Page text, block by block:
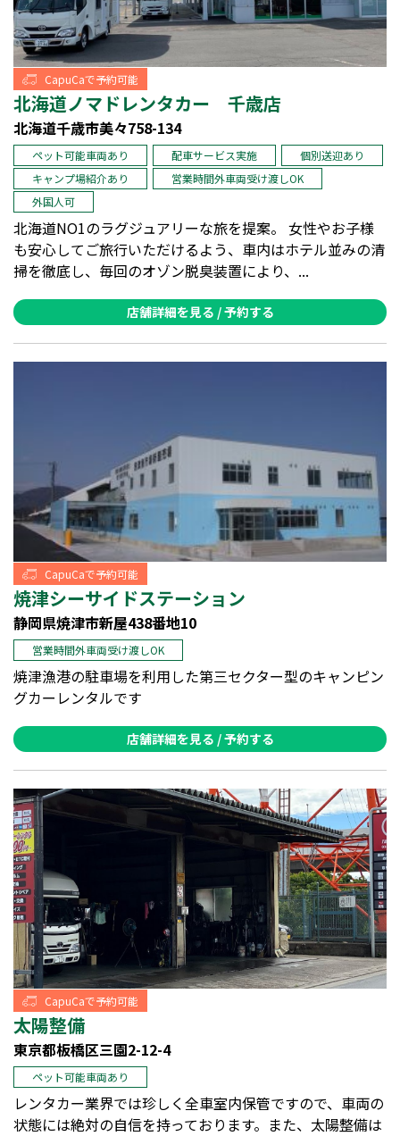
CapuCaで予約可能
北海道ノマドレンタカー 千歳店
北海道千歳市美々758-134
ペット可能車両あり 配車サービス実施
個別送迎あり
キャンプ場紹介あり
営業時間外車両受け渡しOK
外国人可
北海道NO1のラグジュアリーな旅を提案。 女性やお子様
も安心してご旅行いただけるよう、車内はホテル並みの清
掃を徹底し、毎回のオゾン脱臭装置により、...
店舗詳細を見る / 予約する
CapuCaで予約可能
焼津シーサイドステーション
静岡県焼津市新屋438番地10
営業時間外車両受け渡しOK
焼津漁港の駐車場を利用した第三セクター型のキャンピン
グカーレンタルです
店舗詳細を見る / 予約する
CapuCaで予約可能
太陽整備
東京都板橋区三園2-12-4
ペット可能車両あり
レンタカー業界では珍しく全車室内保管ですので、車両の
状態には絶対の自信を持っております。また、太陽整備は